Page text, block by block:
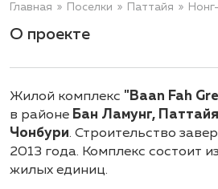
Главная Поселки Паттайя
О проекте
Жилой комплекс "Baan Fah
в районе Бан Ламунг,
Чонбури. Строительство
2013 года. Комплекс состоит
жилых единиц.